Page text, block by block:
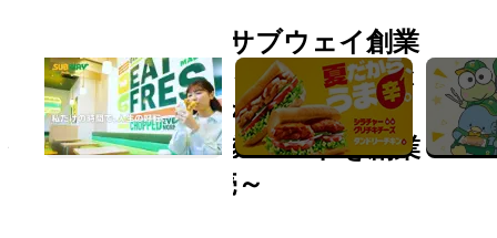
3月25日(月)は日本サブウェイ創業
記念日！ サブウェイ創業祭 4年ぶ
りに店頭イベントを3日間限定開
催！ ～創業時の復刻サンドを創業
当時の480円で販売～